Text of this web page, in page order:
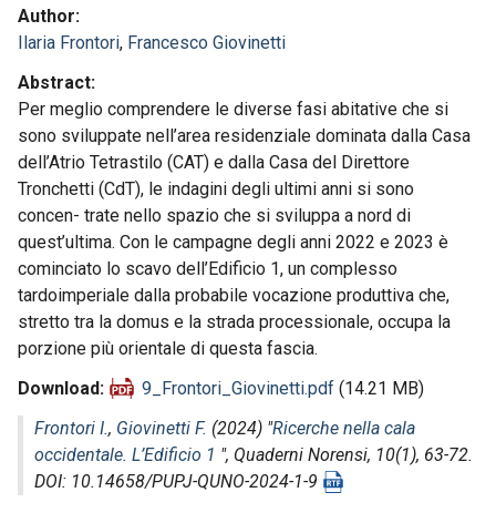
Author
Ilaria Frontori, Francesco Giovinetti
Abstract
Per meglio comprendere le diverse fasi abitative che si
sono sviluppate nell’area residenziale dominata dalla Casa
dell’Atrio Tetrastilo (CAT) e dalla Casa del Direttore
Tronchetti (CdT), le indagini degli ultimi anni si sono
concen- trate nello spazio che si sviluppa a nord di
quest’ultima. Con le campagne degli anni 2022 e 2023 è
cominciato lo scavo dell’Edificio 1, un complesso
tardoimperiale dalla probabile vocazione produttiva che,
stretto tra la domus e la strada processionale, occupa la
porzione più orientale di questa fascia.
Download
9_Frontori_Giovinetti.pdf (14.21 MB)
Frontori I., Giovinetti F. (2024) "Ricerche nella cala
occidentale. L’Edificio 1 ", Quaderni Norensi, 10(1), 63-72.
DOI: 10.14658/PUPJ-QUNO-2024-1-9